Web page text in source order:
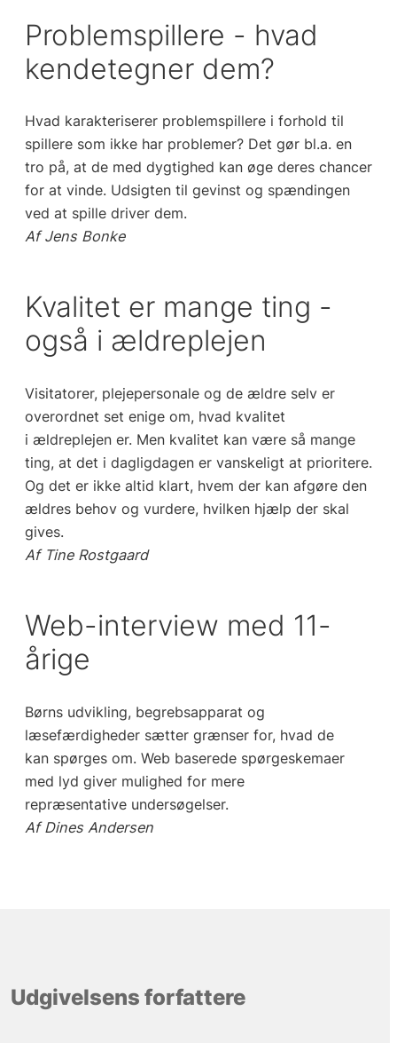
Problemspillere - hvad
kendetegner dem?
Hvad karakteriserer problemspillere i forhold til
spillere som ikke har problemer? Det gør bl.a. en
tro på, at de med dygtighed kan øge deres chancer
for at vinde. Udsigten til gevinst og spændingen
ved at spille driver dem.
Af Jens Bonke
Kvalitet er mange ting -
også i ældreplejen
Visitatorer, plejepersonale og de ældre selv er
overordnet set enige om, hvad kvalitet
i ældreplejen er. Men kvalitet kan være så mange
ting, at det i dagligdagen er vanskeligt at prioritere.
Og det er ikke altid klart, hvem der kan afgøre den
ældres behov og vurdere, hvilken hjælp der skal
gives.
Af Tine Rostgaard
Web-interview med 11-
årige
Børns udvikling, begrebsapparat og
læsefærdigheder sætter grænser for, hvad de
kan spørges om. Web baserede spørgeskemaer
med lyd giver mulighed for mere
repræsentative undersøgelser.
Af Dines Andersen
Udgivelsens forfattere